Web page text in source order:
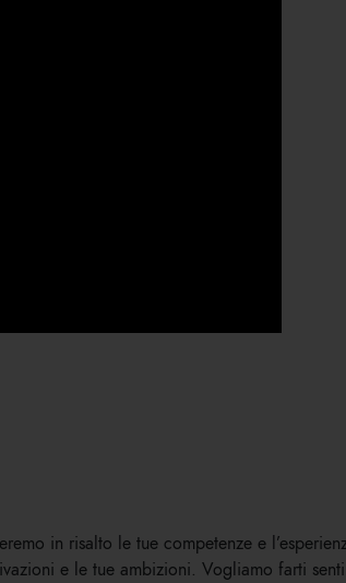
in risalto le tue competenze e
e le tue ambizioni. Vogliamo farti